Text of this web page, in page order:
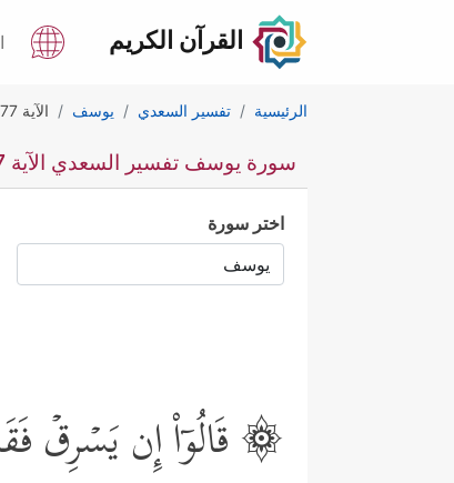
القرآن الكريم
الرئيسية تفسير السعدي يوسف الآية 77
سورة يوسف تفسير السعدي الآية 77
اختر سورة
۞ قَالُوۤاْ إِن یَسۡرِقۡ